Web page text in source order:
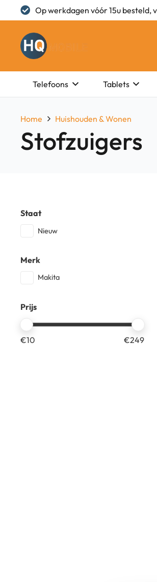
Op werkdagen vóór 15u besteld,
Telefoons Tablets
Home Huishouden & Wonen
Stofzuigers
Staat
Nieuw
Merk
Makita
Prijs
€10 €249